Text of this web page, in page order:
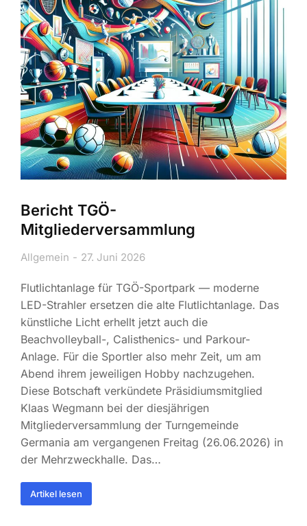
Bericht TGÖ-
Mitgliederversammlung
Allgemein 27. Juni 2026
Flutlichtanlage für TGÖ-Sportpark — moderne
LED-Strahler ersetzen die alte Flutlichtanlage. Das
künstliche Licht erhellt jetzt auch die
Beachvolleyball-, Calisthenics- und Parkour-
Anlage. Für die Sportler also mehr Zeit, um am
Abend ihrem jeweiligen Hobby nachzugehen.
Diese Botschaft verkündete Präsidiumsmitglied
Klaas Wegmann bei der diesjährigen
Mitgliederversammlung der Turngemeinde
Germania am vergangenen Freitag (26.06.2026) in
der Mehrzweckhalle. Das…
Artikel lesen